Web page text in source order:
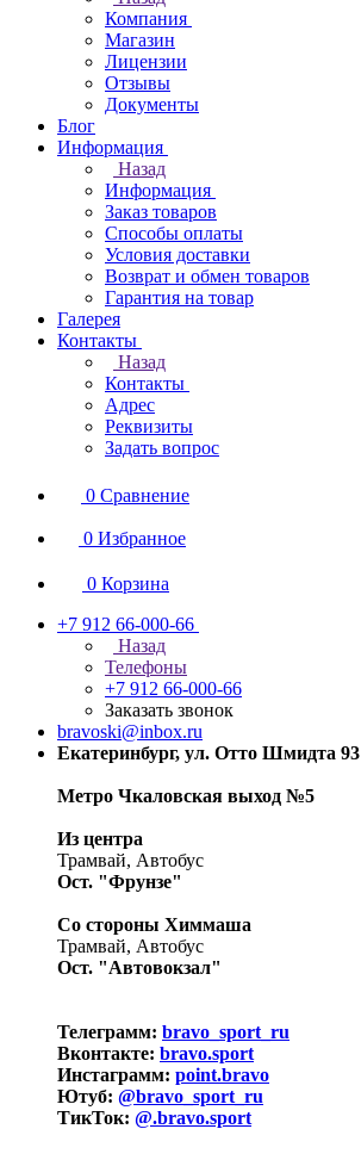
Компания
Магазин
Лицензии
Отзывы
Документы
Блог
Информация
Назад
Информация
Заказ товаров
Способы оплаты
Условия доставки
Возврат и обмен товаров
Гарантия на товар
Галерея
Контакты
Назад
Контакты
Адрес
Реквизиты
Задать вопрос
0 Сравнение
0 Избранное
0 Корзина
+7 912 66-000-66
Назад
Телефоны
+7 912 66-000-66
Заказать звонок
bravoski@inbox.ru
Екатеринбург, ул. Отто Шмидта 93
Метро Чкаловская выход №5
Из центра
Трамвай, Автобус
Ост. "Фрунзе"
Со стороны Химмаша
Трамвай, Автобус
Ост. "Автовокзал"
Телеграмм: bravo_sport_ru
Вконтакте: bravo.sport
Инстаграмм: point.bravo
Ютуб: @bravo_sport_ru
ТикТок: @.bravo.sport